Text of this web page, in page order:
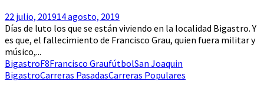
22 julio, 201914 agosto, 2019
Días de luto los que se están viviendo en la localidad Bigastro. Y
es que, el fallecimiento de Francisco Grau, quien fuera militar y
músico,...
BigastroF8Francisco GraufútbolSan Joaquin
BigastroCarreras PasadasCarreras Populares